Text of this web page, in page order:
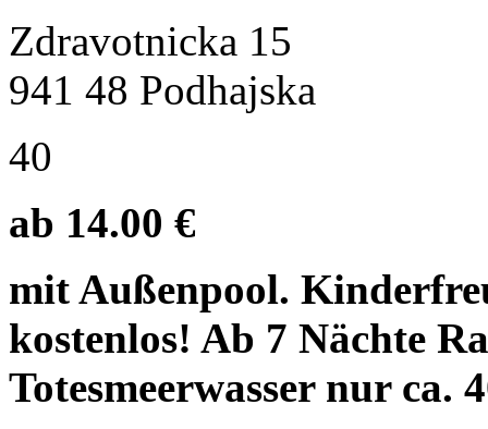
Zdravotnicka 15
941 48 Podhajska
40
ab 14.00 €
mit Außenpool.
kostenlos! Ab 7 Nächte
Totesmeerwasser nur ca.